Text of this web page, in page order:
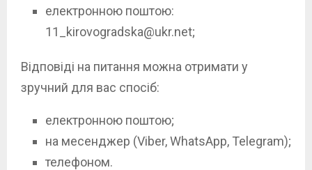
електронною поштою:
11_kirovogradska@ukr.net;
Відповіді на питання можна отримати у
зручний для вас спосіб:
електронною поштою;
на месенджер (Viber, WhatsApp, Telegram);
телефоном.